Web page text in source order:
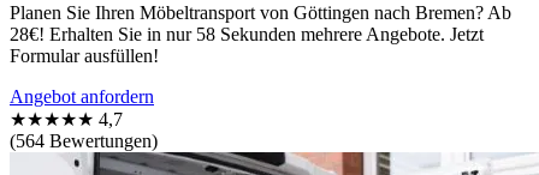
Planen Sie Ihren Möbeltransport von Göttingen nach Bremen? Ab
28€! Erhalten Sie in nur 58 Sekunden mehrere Angebote. Jetzt
Formular ausfüllen!
Angebot anfordern
★★★★★ 4,7
(564 Bewertungen)